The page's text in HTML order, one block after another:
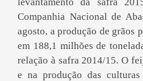
Companhia Nacional de
agosto, a produção de grãos
em 188,1 milhões de
relação à safra 2014/15. O
e na produção das